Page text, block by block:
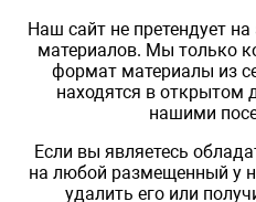
Наш сайт не претендует
материалов. Мы только
формат материалы из
находятся в открытом
нашими
Если вы являетесь
на любой размещенный у
удалить его или